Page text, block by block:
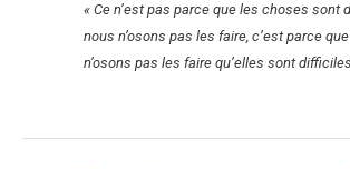
« Ce n’est pas parce que les choses sont
nous n’osons pas les faire, c’est parce
n’osons pas les faire qu’elles sont